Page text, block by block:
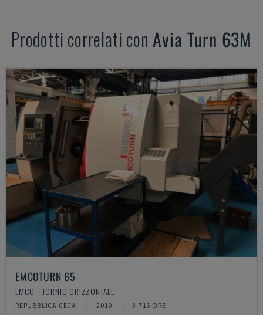
Prodotti correlati conAvia Turn 63M
EMCOTURN 65
EMCO - TORNIO ORIZZONTALE
REPUBBLICA CECA 2019 3.716 ORE